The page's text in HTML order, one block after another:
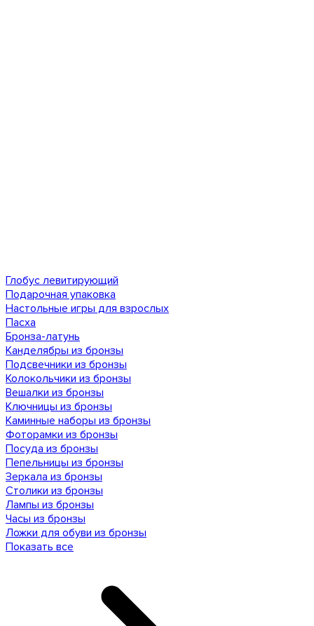
Глобус левитирующий
Подарочная упаковка
Настольные игры для взрослых
Пасха
Бронза-латунь
Канделябры из бронзы
Подсвечники из бронзы
Колокольчики из бронзы
Вешалки из бронзы
Ключницы из бронзы
Каминные наборы из бронзы
Фоторамки из бронзы
Посуда из бронзы
Пепельницы из бронзы
Зеркала из бронзы
Столики из бронзы
Лампы из бронзы
Часы из бронзы
Ложки для обуви из бронзы
Показать все